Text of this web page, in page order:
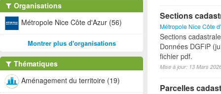
Sections
Métropole Nice Côte
Sections
Données DGFiP
fichier pdf.
Mise à jour: 13 Mars
Parcelles
Organisations
Métropole Nice Côte d'Azur (56)
Montrer plus d'organisations
Thématiques
Aménagement du territoire (19)